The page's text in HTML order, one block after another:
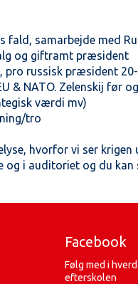
fald, samarbejde med
og giftramt præsident
pro russisk præsident
& NATO. Zelenskij før
værdi mv)
tro
hvorfor vi ser
og i auditoriet og du kan
Facebook
Følg med i
efterskolen